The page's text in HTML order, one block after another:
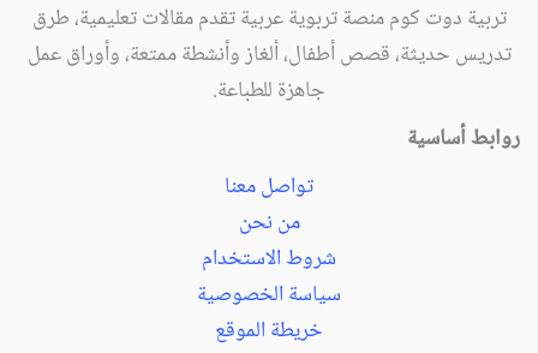
تربية دوت كوم منصة تربوية عربية تقدم مقالات تعليمية، طرق
تدريس حديثة، قصص أطفال، ألغاز وأنشطة ممتعة، وأوراق عمل
جاهزة للطباعة.
روابط أساسية
تواصل معنا
من نحن
شروط الاستخدام
سياسة الخصوصية
خريطة الموقع